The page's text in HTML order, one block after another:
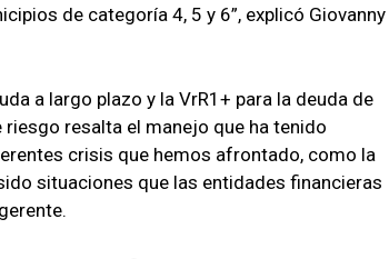
de categoría 4, 5 y 6”, explicó Giovanny
a largo plazo y la VrR1+ para la deuda de
resalta el manejo que ha tenido
crisis que hemos afrontado, como la
situaciones que las entidades financieras